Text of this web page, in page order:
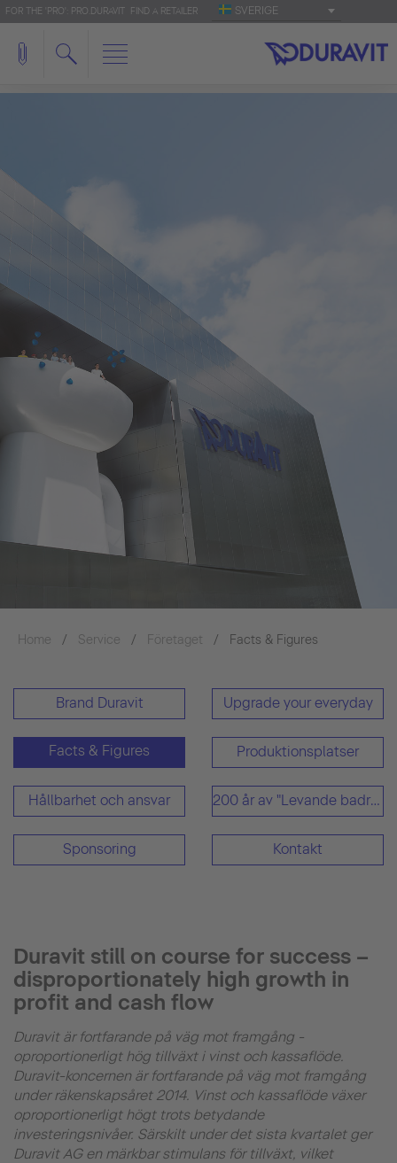
FOR THE 'PRO': PRO.DURAVIT FIND A RETAILER SVERIGE
Home Service Företaget Facts & Figures
Brand Duravit Upgrade your everyday
Facts & Figures Produktionsplatser
Hållbarhet och ansvar 200 år av "Levande badrum"
Sponsoring Kontakt
Duravit still on course for success –
disproportionately high growth in
profit and cash flow
Duravit är fortfarande på väg mot framgång -
oproportionerligt hög tillväxt i vinst och kassaflöde.
Duravit-koncernen är fortfarande på väg mot framgång
under räkenskapsåret 2014. Vinst och kassaflöde växer
oproportionerligt högt trots betydande
investeringsnivåer. Särskilt under det sista kvartalet ger
Duravit AG en märkbar stimulans för tillväxt, vilket